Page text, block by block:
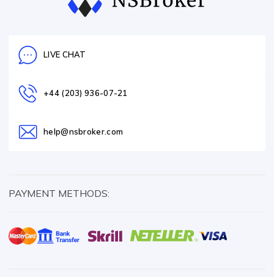
LIVE CHAT
+44 (203) 936-07-21
help@nsbroker.com
PAYMENT METHODS: